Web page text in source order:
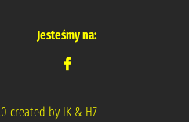
Jesteśmy na:
created by IK & H7